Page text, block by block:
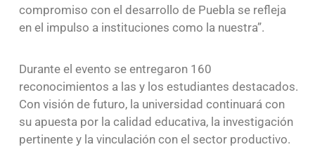
compromiso con el desarrollo de Puebla se refleja
en el impulso a instituciones como la nuestra”.
Durante el evento se entregaron 160
reconocimientos a las y los estudiantes destacados.
Con visión de futuro, la universidad continuará con
su apuesta por la calidad educativa, la investigación
pertinente y la vinculación con el sector productivo.